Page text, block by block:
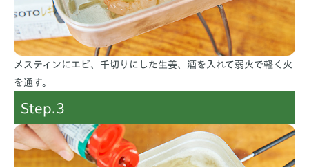
メスティンにエビ、千切りにした生姜、酒を入れて弱火で軽く火
を通す。
Step.3